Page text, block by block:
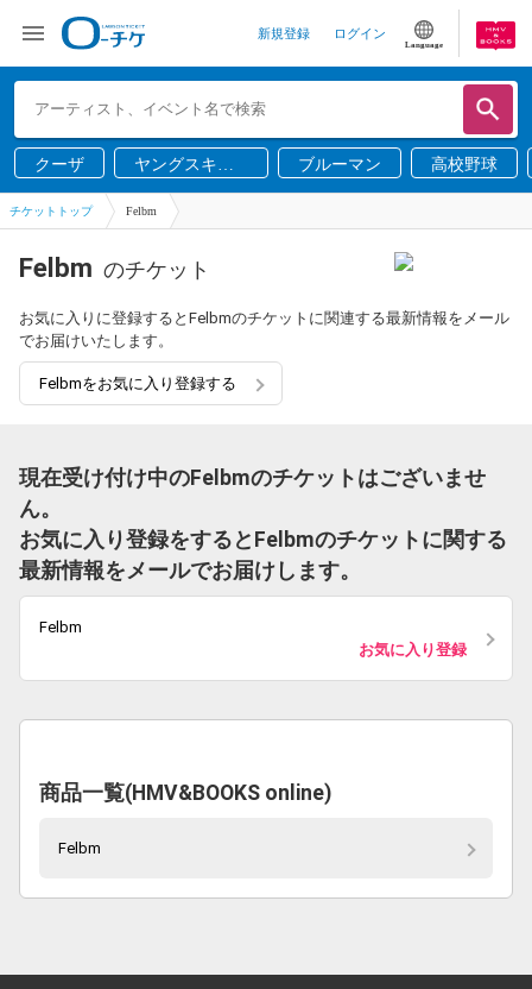
新規登録 ログイン
Language
クーザ
ヤングスキニ
ー
ブルーマン 高校野球
チケットトップ Felbm
Felbm のチケット
お気に入りに登録するとFelbmのチケットに関連する最新情報をメール
でお届けいたします。
Felbmをお気に入り登録する
現在受け付け中のFelbmのチケットはございませ
ん。
お気に入り登録をするとFelbmのチケットに関する
最新情報をメールでお届けします。
Felbm
お気に入り登録
商品一覧(HMV&BOOKS online)
Felbm